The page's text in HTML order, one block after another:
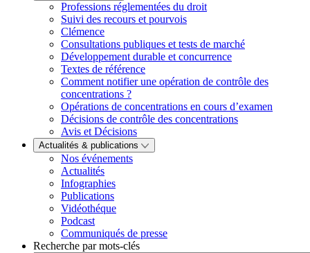
Professions réglementées du droit
Suivi des recours et pourvois
Clémence
Consultations publiques et tests de marché
Développement durable et concurrence
Textes de référence
Comment notifier une opération de contrôle des
concentrations ?
Opérations de concentrations en cours d’examen
Décisions de contrôle des concentrations
Avis et Décisions
Actualités & publications
Nos événements
Actualités
Infographies
Publications
Vidéothéque
Podcast
Communiqués de presse
Recherche par mots-clés